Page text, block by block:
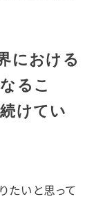
における
るこ
けてい
たいと思って